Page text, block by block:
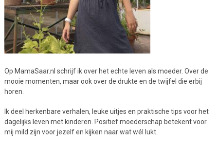
Op MamaSaar.nl schrijf ik over het echte leven als moeder. Over de
mooie momenten, maar ook over de drukte en de twijfel die erbij
horen.
Ik deel herkenbare verhalen, leuke uitjes en praktische tips voor het
dagelijks leven met kinderen. Positief moederschap betekent voor
mij mild zijn voor jezelf en kijken naar wat wél lukt.